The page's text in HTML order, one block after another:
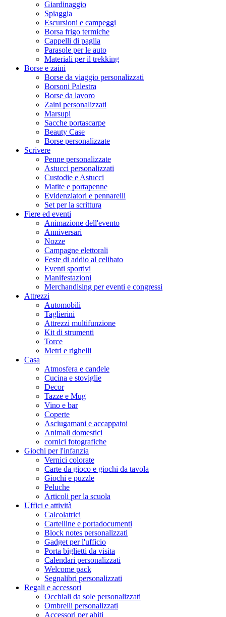
Giardinaggio
Spiaggia
Escursioni e campeggi
Borsa frigo termiche
Cappelli di paglia
Parasole per le auto
Materiali per il trekking
Borse e zaini
Borse da viaggio personalizzati
Borsoni Palestra
Borse da lavoro
Zaini personalizzati
Marsupi
Sacche portascarpe
Beauty Case
Borse personalizzate
Scrivere
Penne personalizzate
Astucci personalizzati
Custodie e Astucci
Matite e portapenne
Evidenziatori e pennarelli
Set per la scrittura
Fiere ed eventi
Animazione dell'evento
Anniversari
Nozze
Campagne elettorali
Feste di addio al celibato
Eventi sportivi
Manifestazioni
Merchandising per eventi e congressi
Attrezzi
Automobili
Taglierini
Attrezzi multifunzione
Kit di strumenti
Torce
Metri e righelli
Casa
Atmosfera e candele
Cucina e stoviglie
Decor
Tazze e Mug
Vino e bar
Coperte
Asciugamani e accappatoi
Animali domestici
cornici fotografiche
Giochi per l'infanzia
Vernici colorate
Carte da gioco e giochi da tavola
Giochi e puzzle
Peluche
Articoli per la scuola
Uffici e attività
Calcolatrici
Cartelline e portadocumenti
Block notes personalizzati
Gadget per l'ufficio
Porta biglietti da visita
Calendari personalizzati
Welcome pack
Segnalibri personalizzati
Regali e accessori
Occhiali da sole personalizzati
Ombrelli personalizzati
Accessori per abiti